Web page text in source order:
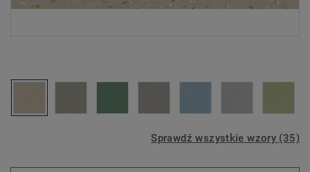
Sprawdź wszystkie wzory (35)